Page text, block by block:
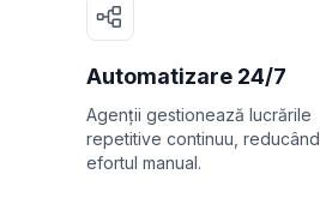
Automatizare 24/7
Agenții gestionează lucrările
repetitive continuu, reducând
efortul manual.